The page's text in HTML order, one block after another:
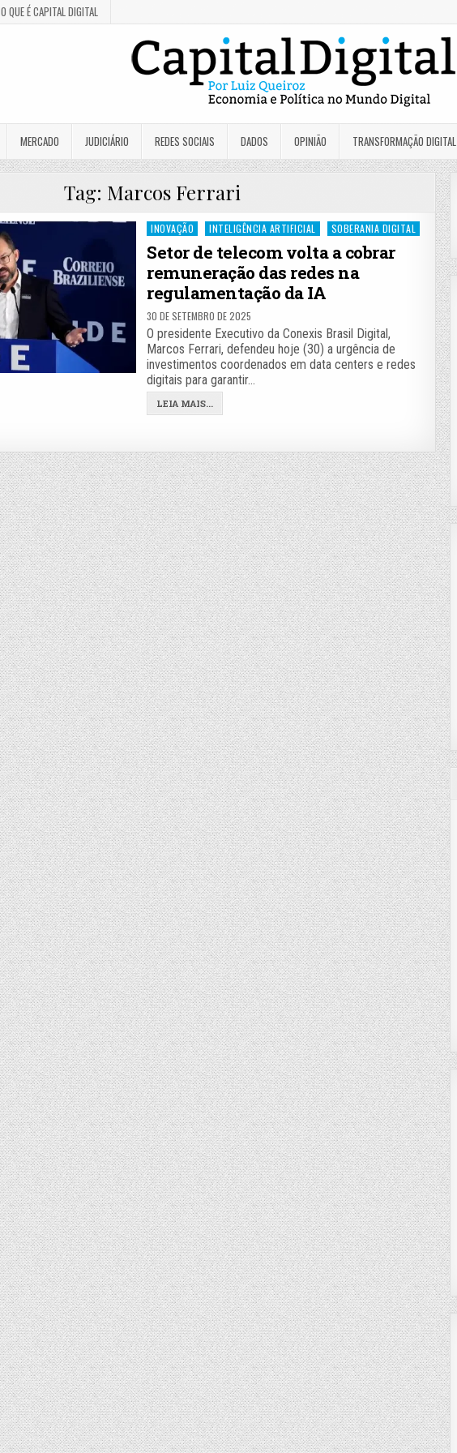
O QUE É CAPITAL DIGITAL
MERCADO JUDICIÁRIO REDES SOCIAIS DADOS OPINIÃO TRANSFORMAÇÃO DIGITAL
Tag: Marcos Ferrari
Posted
in
INOVAÇÃO INTELIGÊNCIA ARTIFICIAL SOBERANIA DIGITAL
Setor de telecom volta a cobrar
remuneração das redes na
regulamentação da IA
30 DE SETEMBRO DE 2025
O presidente Executivo da Conexis Brasil Digital,
Marcos Ferrari, defendeu hoje (30) a urgência de
investimentos coordenados em data centers e redes
digitais para garantir…
LEIA MAIS...